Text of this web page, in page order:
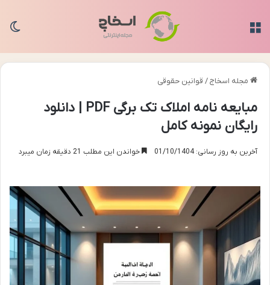
مجله اسخاج/ قوانین حقوقی
مبایعه نامه املاک تک برگی PDF | دانلود
رایگان نمونه کامل
آخرین به روز رسانی: 01/10/1404 خواندن این مطلب 21 دقیقه زمان میبرد